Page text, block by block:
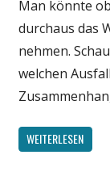
Man könnte
durchaus das
nehmen.
welchen
WEITERLESEN